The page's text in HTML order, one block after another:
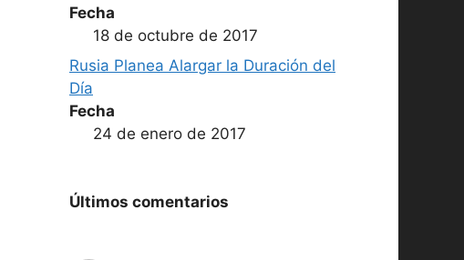
Fecha
18 de octubre de 2017
Rusia Planea Alargar la Duración del
Día
Fecha
24 de enero de 2017
Últimos comentarios